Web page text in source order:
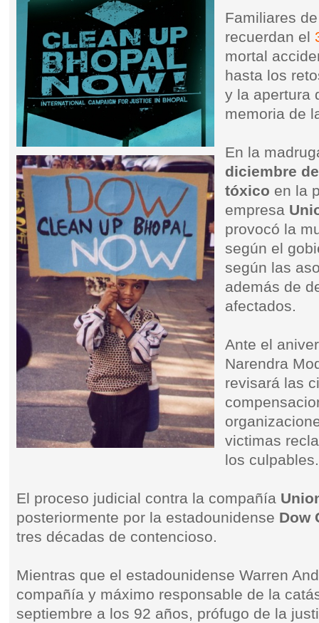
Familiares
recuerdan el
mortal
hasta los
y la apertura
memoria de
En la
diciembre
tóxico en la
empresa
provocó la
según el
según las
además de
afectados.
Ante el
Narendra
revisará las
victimas
los culpables.
El proceso judicial contra la compañía
posteriormente por la estadounidense Dow
tres décadas de contencioso.
Mientras que el estadounidense Warren
compañía y máximo responsable de la
septiembre a los 92 años, prófugo de la